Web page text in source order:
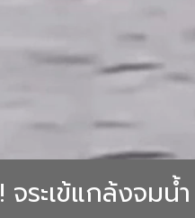
จระเข้แกล้งจม